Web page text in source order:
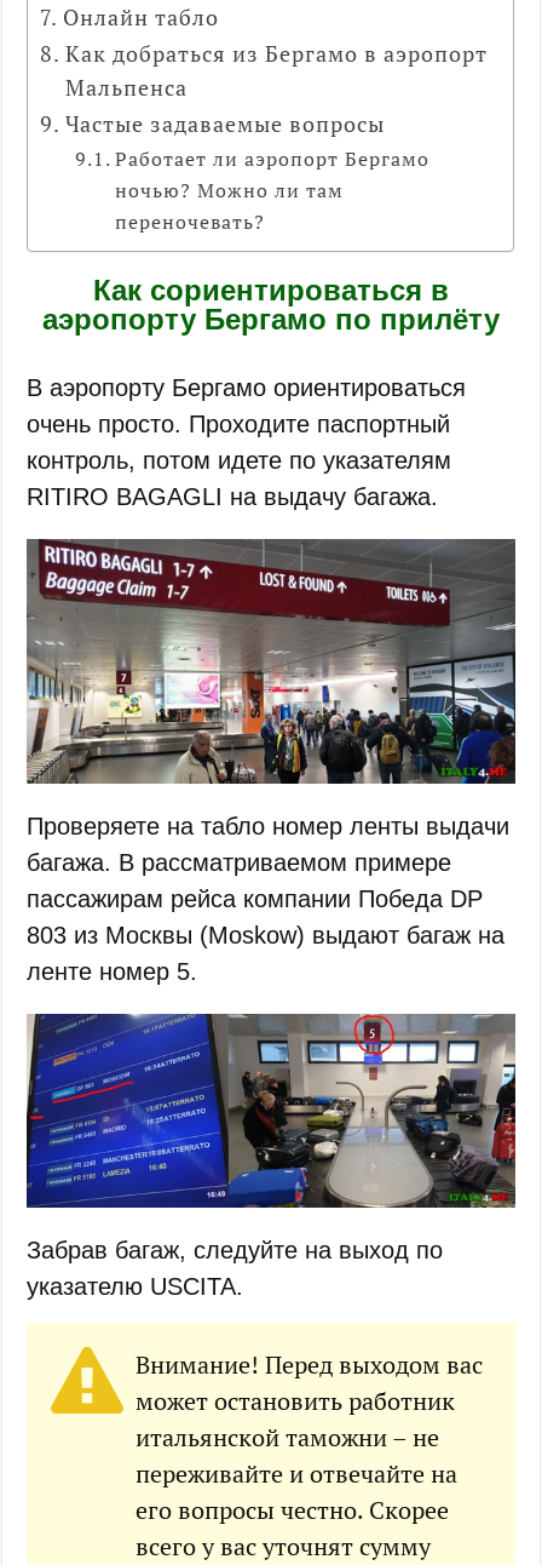
Онлайн табло
Как добраться из Бергамо в аэропорт
Мальпенса
Частые задаваемые вопросы
Работает ли аэропорт Бергамо
ночью? Можно ли там
переночевать?
Как сориентироваться в
аэропорту Бергамо по прилёту
В аэропорту Бергамо ориентироваться
очень просто. Проходите паспортный
контроль, потом идете по указателям
RITIRO BAGAGLI на выдачу багажа.
Проверяете на табло номер ленты выдачи
багажа. В рассматриваемом примере
пассажирам рейса компании Победа DP
803 из Москвы (Moskow) выдают багаж на
ленте номер 5.
Забрав багаж, следуйте на выход по
указателю USCITA.
Внимание! Перед выходом вас
может остановить работник
итальянской таможни – не
переживайте и отвечайте на
его вопросы честно. Скорее
всего у вас уточнят сумму